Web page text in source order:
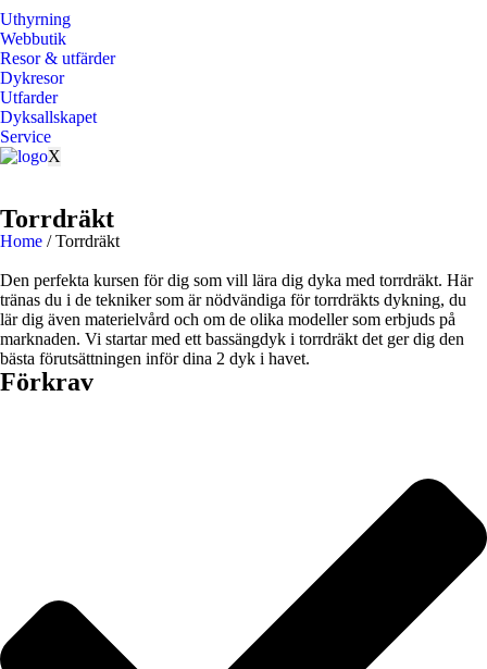
Uthyrning
Webbutik
Resor & utfärder
Dykresor
Utfarder
Dyksallskapet
Service
X
Torrdräkt
Home / Torrdräkt
Den perfekta kursen för dig som vill lära dig dyka med torrdräkt. Här
tränas du i de tekniker som är nödvändiga för torrdräkts dykning, du
lär dig även materielvård och om de olika modeller som erbjuds på
marknaden. Vi startar med ett bassängdyk i torrdräkt det ger dig den
bästa förutsättningen inför dina 2 dyk i havet.
Förkrav